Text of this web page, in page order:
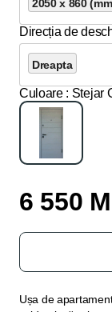
2050 x 860
Direcția de
Dreapta
Culoare : Stejar
6 550
Ușa de